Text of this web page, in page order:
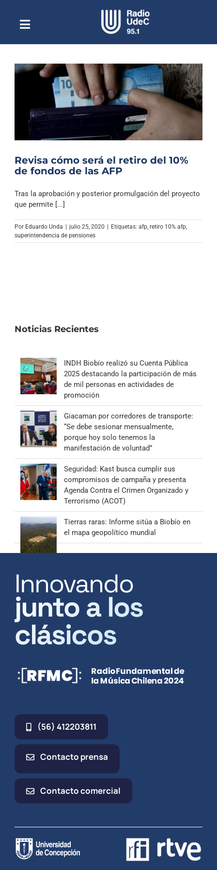
contenidoToggle
NavigationEscuchar Radio UdeC en vivo
Quiénes Somos
Programación
Podcast
Columnas
Archivo Sonoro
Revisa cómo será el retiro del 10%
de fondos de las AFP
Tras la aprobación y posterior promulgación del proyecto
que permite [...]
Por Eduardo Unda | julio 25, 2020 | Etiquetas: afp retiro 10% afp
superintendencia de pensiones
Noticias Recientes
INDH Biobío realizó su Cuenta Pública
2025 destacando la participación de más
de mil personas en actividades de
promoción
Giacaman por corredores de transporte:
“Se debe sesionar mensualmente,
porque hoy solo tenemos la
manifestación de voluntad”
Seguridad: Kast busca cumplir sus
compromisos de campaña y presenta
Agenda Contra el Crimen Organizado y
Terrorismo (ACOT)
Tierras raras: Informe sitúa a Biobío en
el mapa geopolítico mundial
Innovando
junto a los
clásicos
(56) 412203811
Contacto prensa
Contacto comercial